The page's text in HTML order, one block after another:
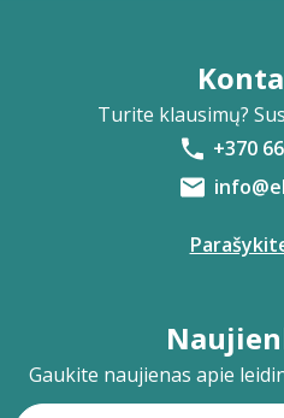
Turite klausimų?
+370
Gaukite naujienas apie